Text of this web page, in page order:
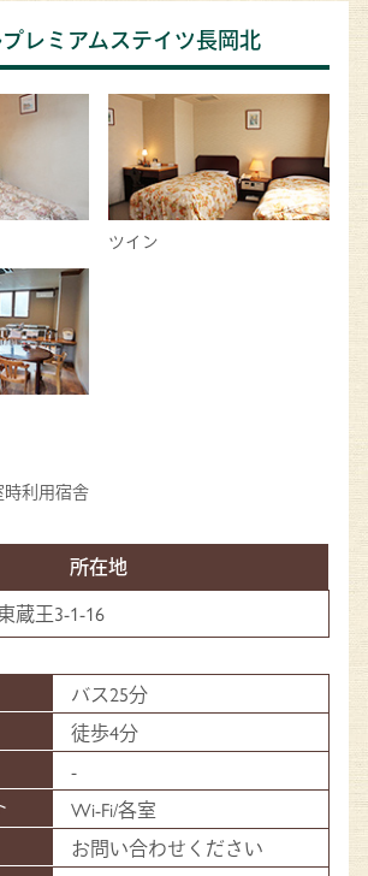
レミアムステイツ長岡北
ツイン
時利用宿舎
所在地
蔵王3-1-16
バス25分
徒歩4分
-
Wi-Fi/各室
お問い合わせください